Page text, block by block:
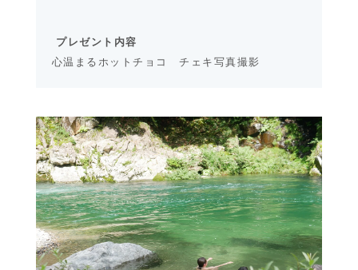
プレゼント内容
心温まるホットチョコ チェキ写真撮影